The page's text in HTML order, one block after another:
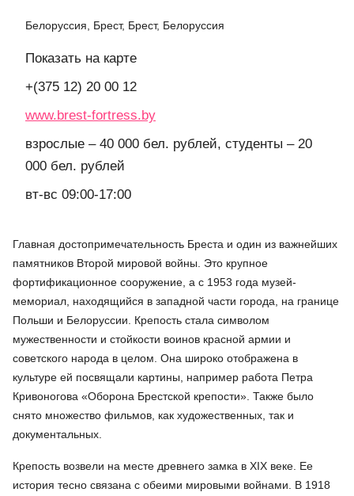
Белоруссия, Брест, Брест, Белоруссия
Показать на карте
+(375 12) 20 00 12
www.brest-fortress.by
взрослые – 40 000 бел. рублей, студенты – 20
000 бел. рублей
вт-вс 09:00-17:00
Главная достопримечательность Бреста и один из важнейших
памятников Второй мировой войны. Это крупное
фортификационное сооружение, а с 1953 года музей-
мемориал, находящийся в западной части города, на границе
Польши и Белоруссии. Крепость стала символом
мужественности и стойкости воинов красной армии и
советского народа в целом. Она широко отображена в
культуре ей посвящали картины, например работа Петра
Кривоногова «Оборона Брестской крепости». Также было
снято множество фильмов, как художественных, так и
документальных.
Крепость возвели на месте древнего замка в XIX веке. Ее
история тесно связана с обеими мировыми войнами. В 1918